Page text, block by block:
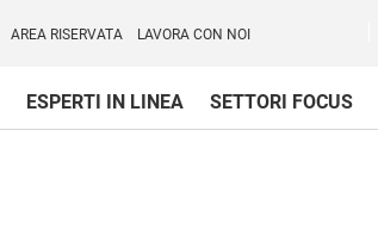
AREA RISERVATA LAVORA CON NOI
ESPERTI IN LINEA
SETTORI FOCUS